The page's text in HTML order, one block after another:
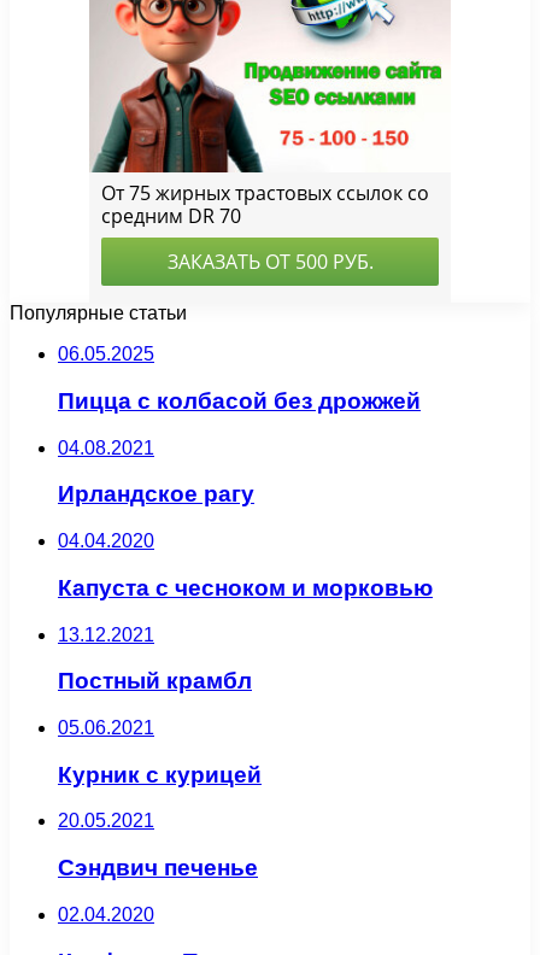
Популярные статьи
06.05.2025
Пицца с колбасой без дрожжей
04.08.2021
Ирландское рагу
04.04.2020
Капуста с чесноком и морковью
13.12.2021
Постный крамбл
05.06.2021
Курник с курицей
20.05.2021
Сэндвич печенье
02.04.2020